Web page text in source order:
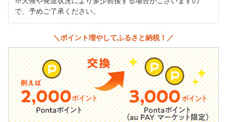
で、予めご了承ください。
＼ポイント増やしてふるさと納税！／